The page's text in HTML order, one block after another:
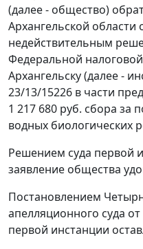
(далее - общество)
Архангельской
недействительным
Федеральной
Архангельску (далее -
23/13/15226 в части
1 217 680 руб. сбора за
водных биологических
Решением суда первой
заявление общества
Постановлением
апелляционного суда
первой инстанции